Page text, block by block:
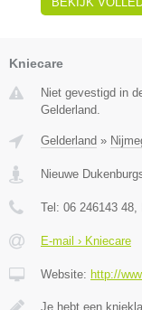
Kniecare
Niet gevestigd in
Gelderland.
Gelderland »
Nieuwe
Tel: 06 246143 48
E-mail › Kniecare
Website: http://
Je hebt een